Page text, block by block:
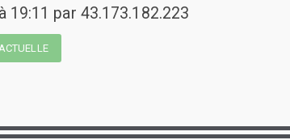
19:11 par 43.173.182.223